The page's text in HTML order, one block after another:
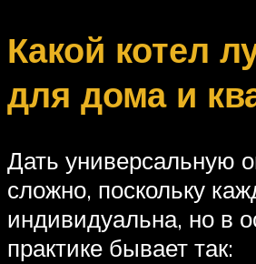
Какой котел
для дома и
Дать универсальную
сложно, поскольку
индивидуальна, но в
практике бывает так: